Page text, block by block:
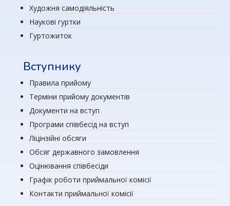
Художня самодіяльність
Наукові гуртки
Гуртожиток
Вступнику
Правила прийому
Терміни прийому документів
Документи на вступ
Програми співбесід на вступ
Ліцінзійні обсяги
Обсяг державного замовлення
Оцінювання співбесіди
Графік роботи приймальної комісії
Контакти приймальної комісії